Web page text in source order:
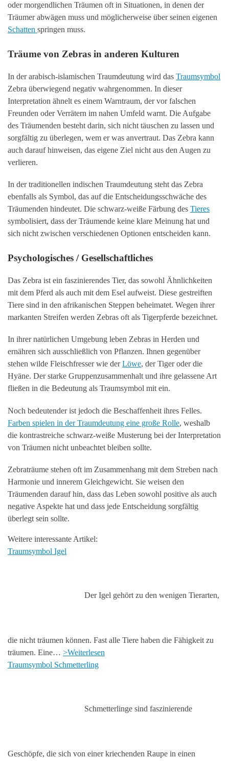
oder morgendlichen Träumen oft in Situationen, in denen der
Träumer abwägen muss und möglicherweise über seinen eigenen
Schatten springen muss.
Träume von Zebras in anderen Kulturen
In der arabisch-islamischen Traumdeutung wird das Traumsymbol
Zebra überwiegend negativ wahrgenommen. In dieser
Interpretation ähnelt es einem Warntraum, der vor falschen
Freunden oder Verrätern im nahen Umfeld warnt. Die Aufgabe
des Träumenden besteht darin, sich nicht täuschen zu lassen und
sorgfältig zu überlegen, wem er was anvertraut. Das Zebra kann
auch darauf hinweisen, das eigene Ziel nicht aus den Augen zu
verlieren.
In der traditionellen indischen Traumdeutung steht das Zebra
ebenfalls als Symbol, das auf die Entscheidungsschwäche des
Träumenden hindeutet. Die schwarz-weiße Färbung des Tieres
symbolisiert, dass der Träumende keine klare Meinung hat und
sich nicht zwischen verschiedenen Optionen entscheiden kann.
Psychologisches / Gesellschaftliches
Das Zebra ist ein faszinierendes Tier, das sowohl Ähnlichkeiten
mit dem Pferd als auch mit dem Esel aufweist. Diese gestreiften
Tiere sind in den afrikanischen Steppen beheimatet. Wegen ihrer
markanten Streifen werden Zebras oft als Tigerpferde bezeichnet.
In ihrer natürlichen Umgebung leben Zebras in Herden und
ernähren sich ausschließlich von Pflanzen. Ihnen gegenüber
stehen wilde Fleischfresser wie derLöwe, der Tiger oder die
Hyäne. Der starke Gruppenzusammenhalt und ihre gelassene Art
fließen in die Bedeutung als Traumsymbol mit ein.
Noch bedeutender ist jedoch die Beschaffenheit ihres Felles.
Farben spielen in der Traumdeutung eine große Rolle, weshalb
die kontrastreiche schwarz-weiße Musterung bei der Interpretation
von Träumen nicht unbeachtet bleiben sollte.
Zebraträume stehen oft im Zusammenhang mit dem Streben nach
Harmonie und innerem Gleichgewicht. Sie weisen den
Träumenden darauf hin, dass das Leben sowohl positive als auch
negative Aspekte hat und dass jede Entscheidung sorgfältig
überlegt sein sollte.
Weitere interessante Artikel:
Traumsymbol Igel
Der Igel gehört zu den wenigen Tierarten,
die nicht träumen können. Fast alle Tiere haben die Fähigkeit zu
träumen. Eine… >Weiterlesen
Traumsymbol Schmetterling
Schmetterlinge sind faszinierende
Geschöpfe, die sich von einer kriechenden Raupe in einen